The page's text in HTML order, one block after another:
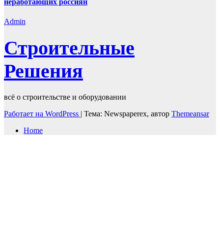
неработающих россиян
Admin
Строительные
Решения
всё о строительстве и оборудовании
Работает на WordPress
Тема: Newspaperex, автор Themeansar
Home